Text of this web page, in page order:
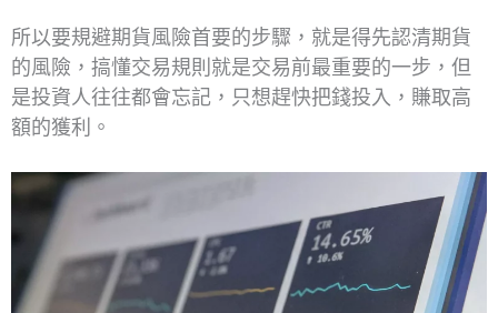
所以要規避期貨風險首要的步驟，就是得先認清期貨
的風險，搞懂交易規則就是交易前最重要的一步，但
是投資人往往都會忘記，只想趕快把錢投入，賺取高
額的獲利。